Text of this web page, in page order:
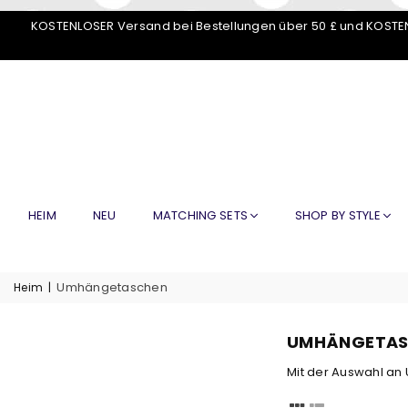
KOSTENLOSER Versand bei Bestellungen über 50 £ und
HEIM NEU MATCHING SETS SHOP BY STYLE
Heim | Umhängetaschen
Mit der Auswahl